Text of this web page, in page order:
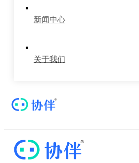
新闻中心
关于我们